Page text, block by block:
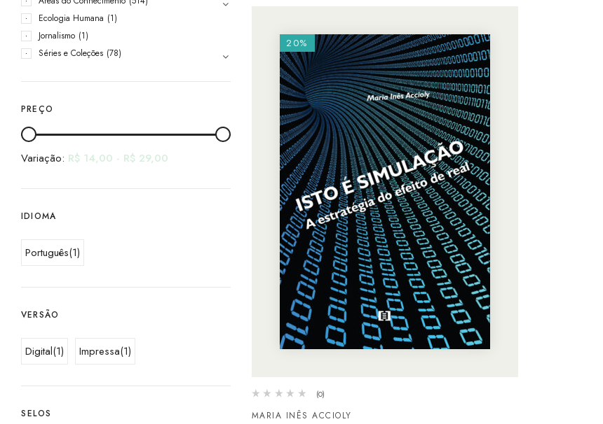
Ecologia Humana (1)
Jornalismo (1)
Séries e Coleções (78)
PREÇO
Variação: R$ 14,00 - R$ 29,00
IDIOMA
Português(1)
VERSÃO
Digital(1) Impressa(1)
SELOS
20%
(0)
MARIA INÊS ACCIOLY